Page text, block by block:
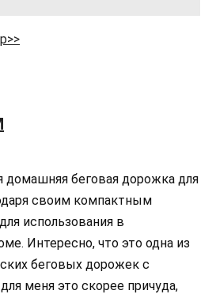
беговая дорожка для
своим компактным
использования в
Интересно, что это одна из
беговых дорожек с
меня это скорее причуда,